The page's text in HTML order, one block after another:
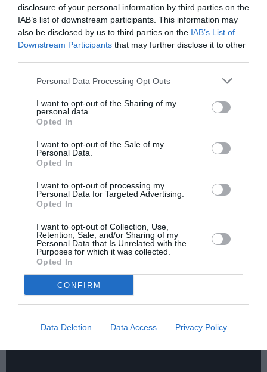
disclosure of your personal information by third parties on the
IAB’s list of downstream participants. This information may
also be disclosed by us to third parties on the IAB’s List of
Downstream Participants that may further disclose it to other
Personal Data Processing Opt Outs
I want to opt-out of the Sharing of my
personal data.
Opted In
I want to opt-out of the Sale of my
Personal Data.
Opted In
I want to opt-out of processing my
Personal Data for Targeted Advertising.
Opted In
I want to opt-out of Collection, Use,
Retention, Sale, and/or Sharing of my
Personal Data that Is Unrelated with the
Purposes for which it was collected.
Opted In
CONFIRM
Data Deletion Data Access Privacy Policy
–
Η ιστορία της πράσινης γραμμής
ΚΟΙΝΩΝΙΚΗ
Μια ιστορία στην «πράσινη γραμμή» της Λευκωσίας,
εκεί όπου ένα τείχος από βαρέλια και συρματοπλέγματα
χωρίζει μια πόλη – και μια χώρα, που ήταν κάποτε
ενωμένη. Ο Κύπρος, ένας Ελληνοκύπριος στρατιώτης,
στέλλεται εκεί να υπηρετήσει στη θέση ενός
συναδέλφου του, που σκοτώθηκε, γιατί μπήκε μέσα στη
νεκρή ζώνη. Πολύ γρήγορα ανακαλύπτει ότι ένας από
τους απέναντι στρατιώτες, ο Μουράτ, μένει στο σπίτι
του. ‘Οπως και ο Κύπρος είναι και αυτός πρόσφυγας.